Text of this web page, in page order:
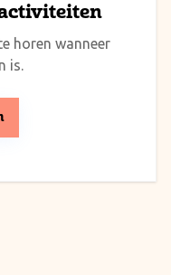
horen wanneer
is.